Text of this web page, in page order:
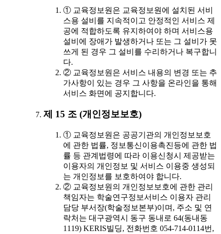
① 교육정보원은 교육정보원에 설치된 서비
스용 설비를 지속적이고 안정적인 서비스 제
공에 적합하도록 유지하여야 하며 서비스용
설비에 장애가 발생하거나 또는 그 설비가 못
쓰게 된 경우 그 설비를 수리하거나 복구합니
다.
② 교육정보원은 서비스 내용의 변경 또는 추
가사항이 있는 경우 그 사항을 온라인을 통해
서비스 화면에 공지합니다.
제 15 조 (개인정보보호)
① 교육정보원은 공공기관의 개인정보보호
에 관한 법률, 정보통신이용촉진등에 관한 법
률 등 관계법령에 따라 이용신청시 제공받는
이용자의 개인정보 및 서비스 이용중 생성되
는 개인정보를 보호하여야 합니다.
② 교육정보원의 개인정보보호에 관한 관리
책임자는 학술연구정보서비스 이용자 관리
담당 부서장(학술정보본부)이며, 주소 및 연
락처는 대구광역시 동구 동내로 64(동내동
1119) KERIS빌딩, 전화번호 054-714-0114번,